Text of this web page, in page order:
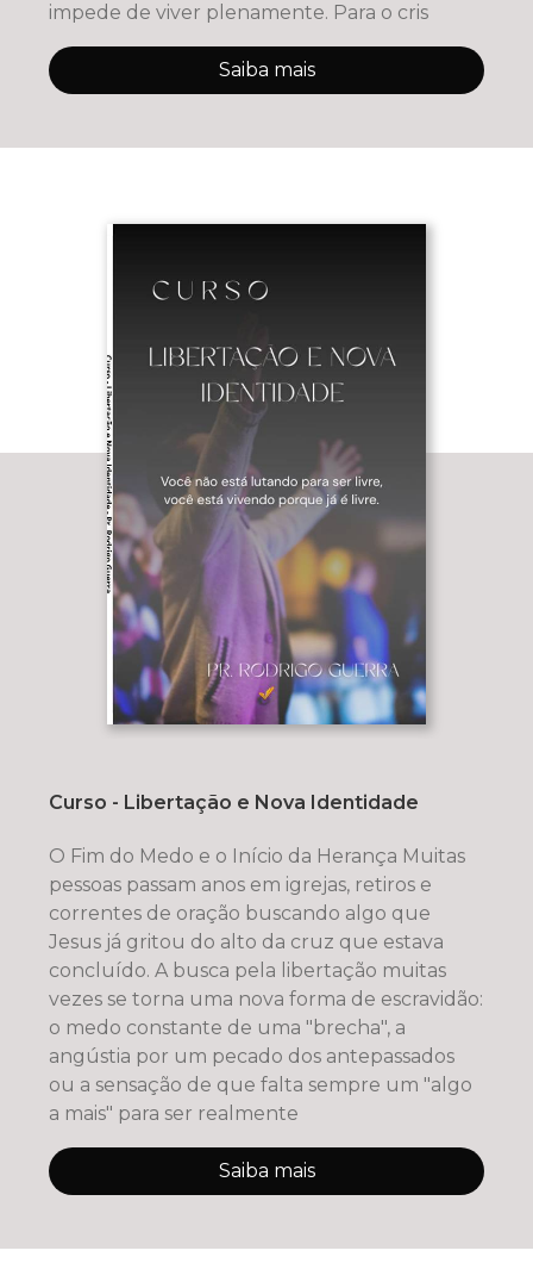
impede de viver plenamente. Para o cris
Saiba mais
Curso - Libertação e Nova Identidade
O Fim do Medo e o Início da Herança Muitas
pessoas passam anos em igrejas, retiros e
correntes de oração buscando algo que
Jesus já gritou do alto da cruz que estava
concluído. A busca pela libertação muitas
vezes se torna uma nova forma de escravidão:
o medo constante de uma "brecha", a
angústia por um pecado dos antepassados
ou a sensação de que falta sempre um "algo
a mais" para ser realmente
Saiba mais